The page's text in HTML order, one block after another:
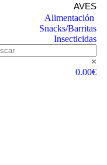
AVES
Alimentación
Snacks/Barritas
Insecticidas
×
0.00€